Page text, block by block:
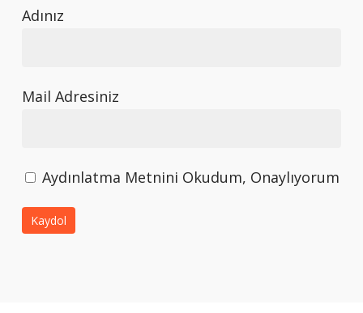
Adınız
Mail Adresiniz
Aydınlatma Metnini Okudum, Onaylıyorum